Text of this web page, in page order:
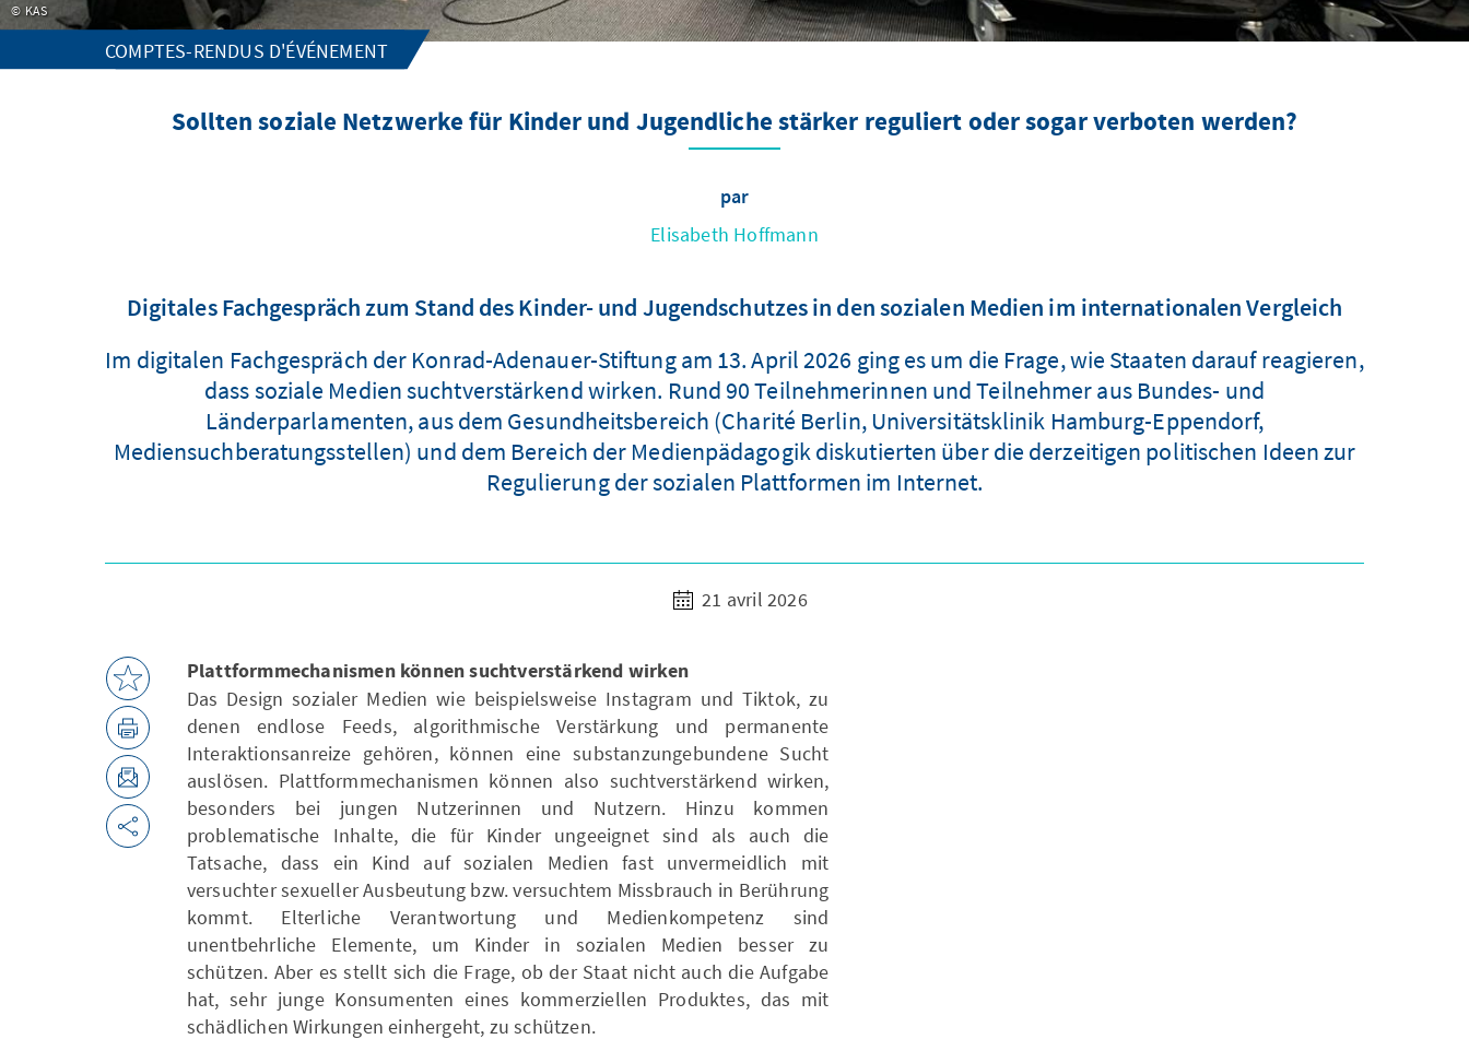
KAS
COMPTES-RENDUS D'ÉVÉNEMENT
Sollten soziale Netzwerke für Kinder und Jugendliche stärker reguliert oder sogar verboten werden?
par
Elisabeth Hoffmann
Digitales Fachgespräch zum Stand des Kinder- und Jugendschutzes in den sozialen Medien im internationalen Vergleich
Im digitalen Fachgespräch der Konrad-Adenauer-Stiftung am 13. April 2026 ging es um die Frage, wie Staaten darauf reagieren,
dass soziale Medien suchtverstärkend wirken. Rund 90 Teilnehmerinnen und Teilnehmer aus Bundes- und
Länderparlamenten, aus dem Gesundheitsbereich (Charité Berlin, Universitätsklinik Hamburg-Eppendorf,
Mediensuchberatungsstellen) und dem Bereich der Medienpädagogik diskutierten über die derzeitigen politischen Ideen zur
Regulierung der sozialen Plattformen im Internet.
21 avril 2026
Plattformmechanismen können suchtverstärkend wirken
Das Design sozialer Medien wie beispielsweise Instagram und Tiktok, zu
denen endlose Feeds, algorithmische Verstärkung und permanente
Interaktionsanreize gehören, können eine substanzungebundene Sucht
auslösen. Plattformmechanismen können also suchtverstärkend wirken,
besonders bei jungen Nutzerinnen und Nutzern. Hinzu kommen
problematische Inhalte, die für Kinder ungeeignet sind als auch die
Tatsache, dass ein Kind auf sozialen Medien fast unvermeidlich mit
versuchter sexueller Ausbeutung bzw. versuchtem Missbrauch in Berührung
kommt. Elterliche Verantwortung und Medienkompetenz sind
unentbehrliche Elemente, um Kinder in sozialen Medien besser zu
schützen. Aber es stellt sich die Frage, ob der Staat nicht auch die Aufgabe
hat, sehr junge Konsumenten eines kommerziellen Produktes, das mit
schädlichen Wirkungen einhergeht, zu schützen.